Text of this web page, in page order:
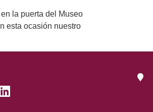
la puerta del Museo
esta ocasión nuestro